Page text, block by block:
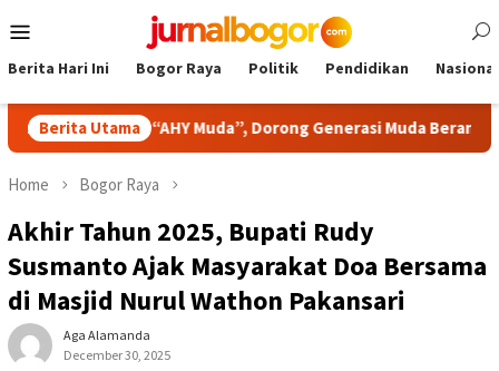
to
Menu
Berita Hari Ini Bogor Raya Politik Pendidikan Nasional
Berita Utama
“AHY Muda”, Dorong Generasi Muda Berani Bersuara dan
Home Bogor Raya
Akhir Tahun 2025, Bupati Rudy
Susmanto Ajak Masyarakat Doa Bersama
di Masjid Nurul Wathon Pakansari
Aga Alamanda
December 30, 2025